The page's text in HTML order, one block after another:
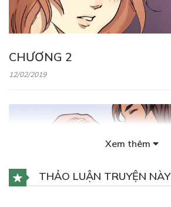
CHƯƠNG 2
12/02/2019
Xem thêm
THẢO LUẬN TRUYỆN NÀY